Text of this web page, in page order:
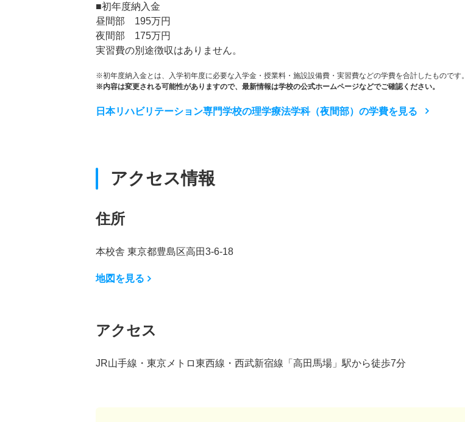
■初年度納入金
昼間部 195万円
夜間部 175万円
実習費の別途徴収はありません。
※初年度納入金とは、入学初年度に必要な入学金・授業料・施設設備費・実習費などの学費を合計したものです。
※内容は変更される可能性がありますので、最新情報は学校の公式ホームページなどでご確認ください。
日本リハビリテーション専門学校の理学療法学科（夜間部）の学費を見る
アクセス情報
住所
本校舎 東京都豊島区高田3-6-18
地図を見る
アクセス
JR山手線・東京メトロ東西線・西武新宿線「高田馬場」駅から徒歩7分